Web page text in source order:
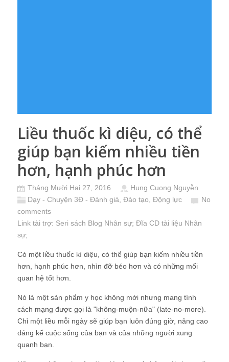
Liều thuốc kì diệu, có thể
giúp bạn kiếm nhiều tiền
hơn, hạnh phúc hơn
Tháng Mười Hai 27, 2016
Hung Cuong Nguyễn
Dạy - Chuyện 3Đ - Đánh giá, Đào tạo, Động lực
No
comments
Link tài trợ: Seri sách Blog Nhân sự; Đĩa CD tài liệu Nhân
sự;
Có một liều thuốc kì diệu, có thể giúp bạn kiếm nhiều tiền
hơn, hạnh phúc hơn, nhìn đỡ béo hơn và có những mối
quan hệ tốt hơn.
Nó là một sản phẩm y học không mới nhưng mang tính
cách mạng được gọi là "không-muộn-nữa" (late-no-more).
Chỉ một liều mỗi ngày sẽ giúp bạn luôn đúng giờ, nâng cao
đáng kể cuộc sống của bạn và của những người xung
quanh bạn.